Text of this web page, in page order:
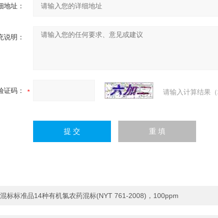
地址：
说明：
证码： 请输入计算结果
混标标准品14种有机氯农药混标(NYT 761-2008)，100ppm